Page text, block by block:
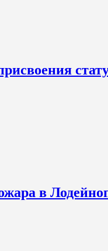
в